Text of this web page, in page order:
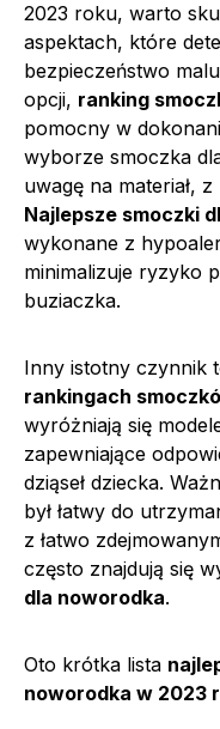
2023 roku, warto
aspektach, które
bezpieczeństwo
opcji, ranking
pomocny w
wyborze smoczka
uwagę na materiał,
Najlepsze smoczki
wykonane z
minimalizuje ryzyko
buziaczka.
Inny istotny czynnik
rankingach
wyróżniają się
zapewniające
dziąseł dziecka.
był łatwy do
z łatwo
często znajdują się
dla noworodka.
Oto krótka lista
noworodka w 2023